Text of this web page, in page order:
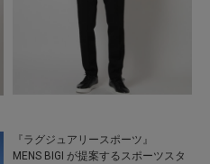
『ラグジュアリースポーツ』
MENS BIGI が提案するスポーツスタ